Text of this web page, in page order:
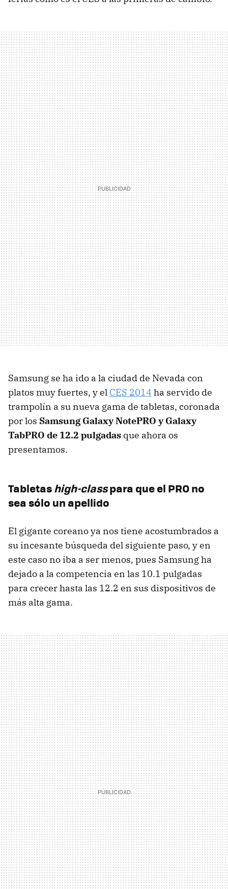
Samsung se ha ido a la ciudad de Nevada con
platos muy fuertes, y el CES 2014 ha servido de
trampolín a su nueva gama de tabletas, coronada
por los Samsung Galaxy NotePRO y Galaxy
TabPRO de 12.2 pulgadas que ahora os
presentamos.
Tabletashigh-classpara que el PRO no
sea sólo un apellido
El gigante coreano ya nos tiene acostumbrados a
su incesante búsqueda del siguiente paso, y en
este caso no iba a ser menos, pues Samsung ha
dejado a la competencia en las 10.1 pulgadas
para crecer hasta las 12.2 en sus dispositivos de
más alta gama.